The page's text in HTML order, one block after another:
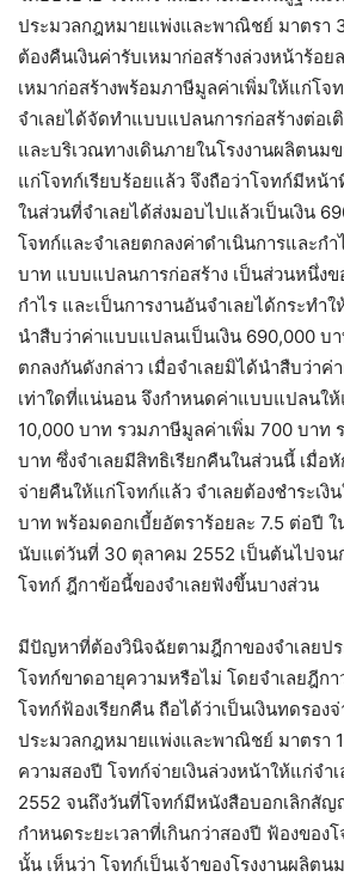
ประมวลกฎหมายแพ่งและพาณิชย์ มาตรา
ต้องคืนเงินค่ารับเหมาก่อสร้างล่วงหน้าร้อ
เหมาก่อสร้างพร้อมภาษีมูลค่าเพิ่มให้แก่โจ
จำเลยได้จัดทำแบบแปลนการก่อสร้างต่อเ
และบริเวณทางเดินภายในโรงงานผลิตนม
แก่โจทก์เรียบร้อยแล้ว จึงถือว่าโจทก์มีหน้า
ในส่วนที่จำเลยได้ส่งมอบไปแล้วเป็นเงิน
โจทก์และจำเลยตกลงค่าดำเนินการและกำ
บาท แบบแปลนการก่อสร้าง เป็นส่วนหนึ่งข
กำไร และเป็นการงานอันจำเลยได้กระทำ
นำสืบว่าค่าแบบแปลนเป็นเงิน 690,000 บ
ตกลงกันดังกล่าว เมื่อจำเลยมิได้นำสืบว่า
เท่าใดที่แน่นอน จึงกำหนดค่าแบบแปลนให้
10,000 บาท รวมภาษีมูลค่าเพิ่ม 700 บาท
บาท ซึ่งจำเลยมีสิทธิเรียกคืนในส่วนนี้ เมื่อหั
จ่ายคืนให้แก่โจทก์แล้ว จำเลยต้องชำระเงิ
บาท พร้อมดอกเบี้ยอัตราร้อยละ 7.5 ต่อปี
นับแต่วันที่ 30 ตุลาคม 2552 เป็นต้นไปจน
โจทก์ ฎีกาข้อนี้ของจำเลยฟังขึ้นบางส่วน
มีปัญหาที่ต้องวินิจฉัยตามฎีกาของจำเลยป
โจทก์ขาดอายุความหรือไม่ โดยจำเลยฎีกา
โจทก์ฟ้องเรียกคืน ถือได้ว่าเป็นเงินทดรอง
ประมวลกฎหมายแพ่งและพาณิชย์ มาตรา
ความสองปี โจทก์จ่ายเงินล่วงหน้าให้แก่จำ
2552 จนถึงวันที่โจทก์มีหนังสือบอกเลิกสัญ
กำหนดระยะเวลาที่เกินกว่าสองปี ฟ้องของ
นั้น เห็นว่า โจทก์เป็นเจ้าของโรงงานผลิต